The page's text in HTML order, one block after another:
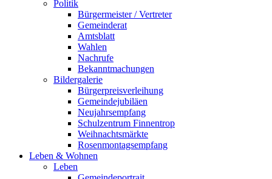
Politik
Bürgermeister / Vertreter
Gemeinderat
Amtsblatt
Wahlen
Nachrufe
Bekanntmachungen
Bildergalerie
Bürgerpreisverleihung
Gemeindejubiläen
Neujahrsempfang
Schulzentrum Finnentrop
Weihnachtsmärkte
Rosenmontagsempfang
Leben & Wohnen
Leben